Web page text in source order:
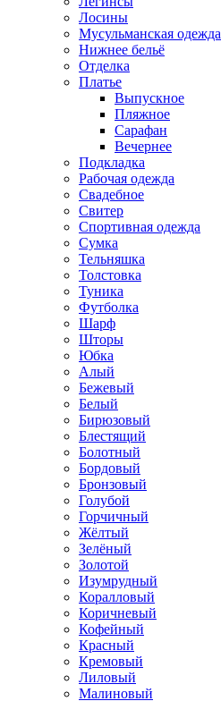
Лосины
Мусульманская одежда
Нижнее бельё
Отделка
Платье
Выпускное
Пляжное
Сарафан
Вечернее
Подкладка
Рабочая одежда
Свадебное
Свитер
Спортивная одежда
Сумка
Тельняшка
Толстовка
Туника
Футболка
Шарф
Шторы
Юбка
Алый
Бежевый
Белый
Бирюзовый
Блестящий
Болотный
Бордовый
Бронзовый
Голубой
Горчичный
Жёлтый
Зелёный
Золотой
Изумрудный
Коралловый
Коричневый
Кофейный
Красный
Кремовый
Лиловый
Малиновый